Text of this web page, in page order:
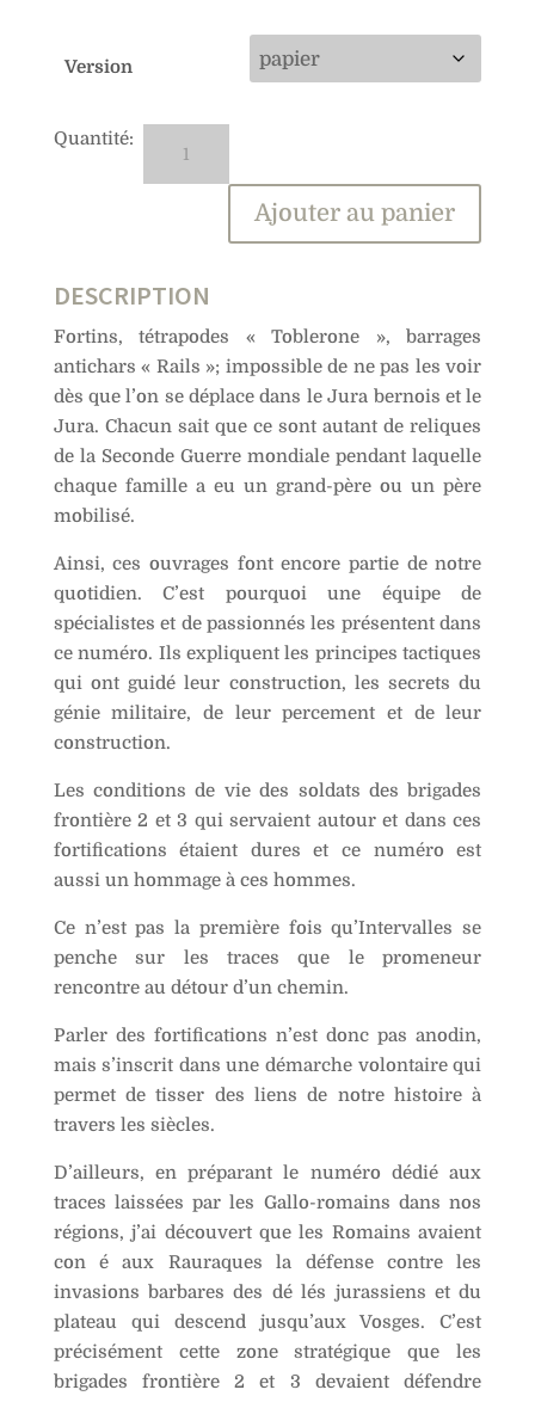
actuel
est :
Version
des
brigades
frontière
2
et
3
dans
et
Jura
bernois
Ajouter au panier
e
t
i
v
e
:
DESCRIPTION
Fortins, tétrapodes « Toblerone », barrages
antichars « Rails »; impossible de ne pas les voir
dès que l’on se déplace dans le Jura bernois et le
Jura. Chacun sait que ce sont autant de reliques
de la Seconde Guerre mondiale pendant laquelle
chaque famille a eu un grand-père ou un père
mobilisé.
Ainsi, ces ouvrages font encore partie de notre
quotidien. C’est pourquoi une équipe de
spécialistes et de passionnés les présentent dans
ce numéro. Ils expliquent les principes tactiques
qui ont guidé leur construction, les secrets du
génie militaire, de leur percement et de leur
construction.
Les conditions de vie des soldats des brigades
frontière 2 et 3 qui servaient autour et dans ces
fortifications étaient dures et ce numéro est
aussi un hommage à ces hommes.
Ce n’est pas la première fois qu’Intervalles se
penche sur les traces que le promeneur
rencontre au détour d’un chemin.
Parler des fortifications n’est donc pas anodin,
mais s’inscrit dans une démarche volontaire qui
permet de tisser des liens de notre histoire à
travers les siècles.
D’ailleurs, en préparant le numéro dédié aux
traces laissées par les Gallo-romains dans nos
régions, j’ai découvert que les Romains avaient
con é aux Rauraques la défense contre les
invasions barbares des dé lés jurassiens et du
plateau qui descend jusqu’aux Vosges. C’est
précisément cette zone stratégique que les
brigades frontière 2 et 3 devaient défendre